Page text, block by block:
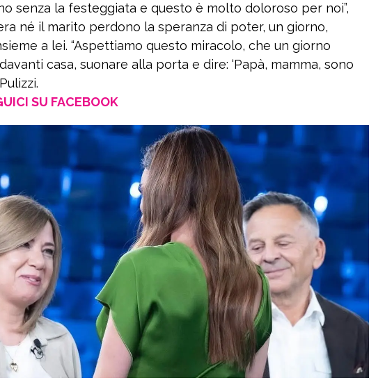
senza la festeggiata e questo è molto doloroso per noi”,
né il marito perdono la speranza di poter, un giorno,
a lei. “Aspettiamo questo miracolo, che un giorno
casa, suonare alla porta e dire: ‘Papà, mamma, sono
SU FACEBOOK